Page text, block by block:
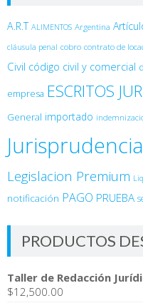
A.R.T ALIMENTOS Argentina
cláusula penal cobro contrato de
Civil código civil y comercial
empresa ESCRITOS
General importado
Jurisprudencia
Legislacion Premium
notificación PAGO PRUEBA
PRODUCTOS
Taller de Redacción
$12,500.00